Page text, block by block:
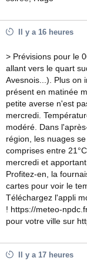
Il y a 16 heures
> Prévisions pour le
allant vers le quart
Avesnois...). Plus on
présent en matinée
petite averse n'est
mercredi.
modéré. Dans
région, les nuages
comprises entre
mercredi et
Profitez-en, la
cartes pour voir le
Téléchargez l'appli
! https://meteo-
pour votre ville sur
Il y a 17 heures